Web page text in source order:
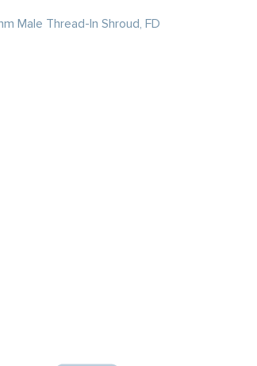
Male Thread-In Shroud, FD